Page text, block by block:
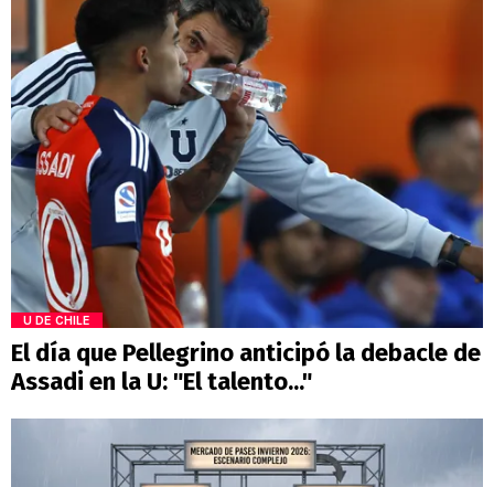
U DE CHILE
El día que Pellegrino anticipó la debacle de
Assadi en la U: "El talento..."